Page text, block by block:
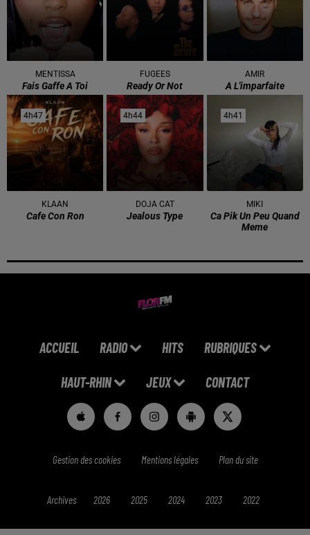
MENTISSA
Fais Gaffe A Toi
FUGEES
Ready Or Not
AMIR
A L'imparfaite
4h47
4h47
KLAAN
Cafe Con Ron
4h44
4h44
DOJA CAT
Jealous Type
4h41
4h41
MIKI
Ca Pik Un Peu Quand
Meme
ACCUEIL RADIO HITS RUBRIQUES
HAUT-RHIN JEUX CONTACT
Gestion des cookies Mentions légales Plan du site
Archives 2026 2025 2024 2023 2022